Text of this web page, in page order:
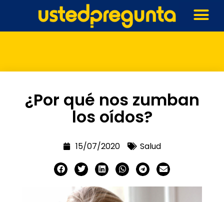
¿Por qué nos zumban
los oídos?
15/07/2020 Salud